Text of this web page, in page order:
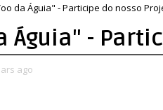
da Águia" - Participe do nosso
Águia" -
ago